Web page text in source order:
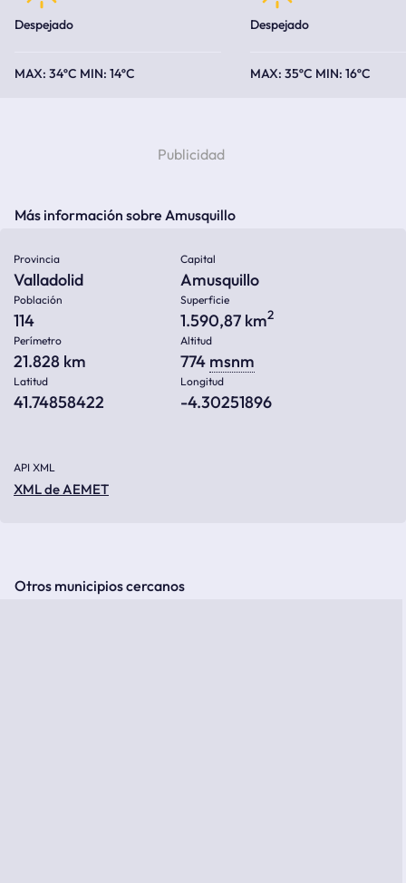
Despejado
34ºC 14ºC
Despejado
35ºC 16ºC
Más información sobre Amusquillo
Provincia
Valladolid
Capital
Amusquillo
Población
114
Superficie
1.590,87 km2
Perímetro
21.828 km
Altitud
774 msnm
Latitud
41.74858422
Longitud
-4.30251896
API XML
XML de AEMET
Otros municipios cercanos